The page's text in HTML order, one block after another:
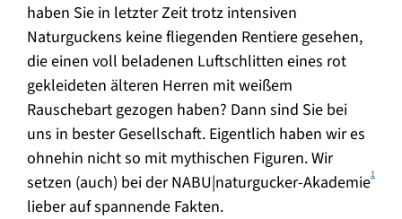
haben Sie in letzter Zeit trotz intensiven
Naturguckens keine fliegenden Rentiere gesehen,
die einen voll beladenen Luftschlitten eines rot
gekleideten älteren Herren mit weißem
Rauschebart gezogen haben? Dann sind Sie bei
uns in bester Gesellschaft. Eigentlich haben wir es
ohnehin nicht so mit mythischen Figuren. Wir
setzen (auch) bei der NABU|naturgucker-Akademie1
lieber auf spannende Fakten.